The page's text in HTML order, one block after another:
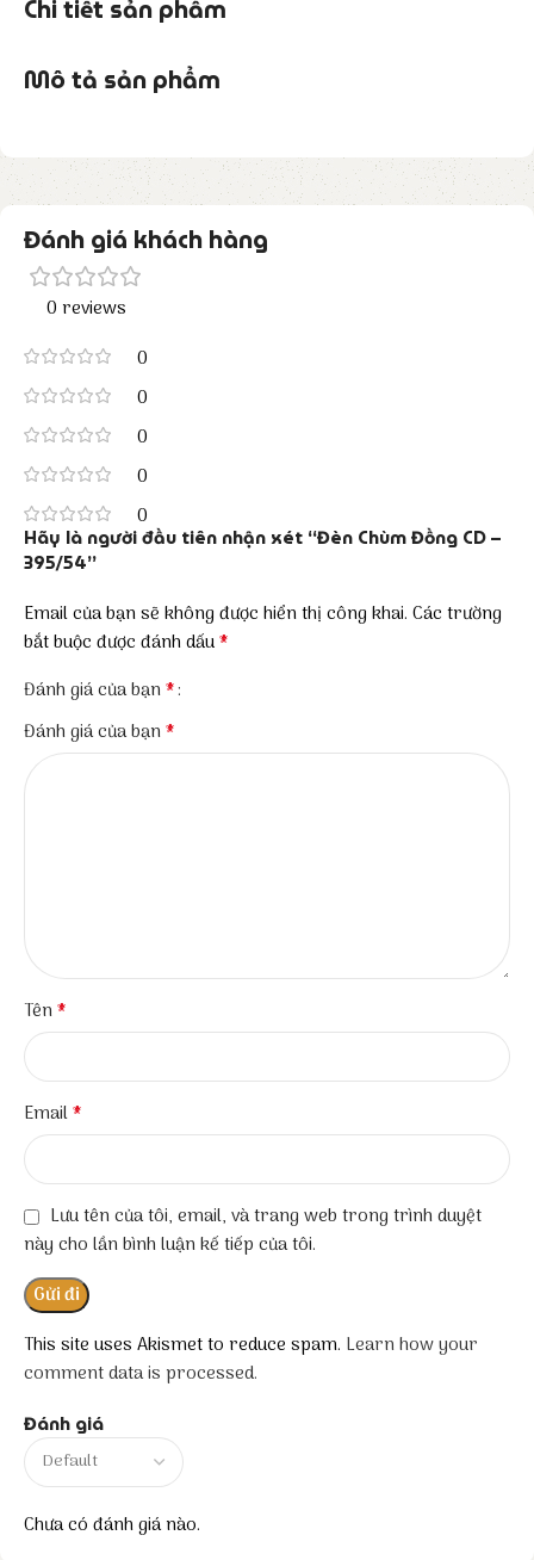
Chi tiết sản phẩm
Mô tả sản phẩm
Đánh giá khách hàng
0 reviews
0
0
0
0
0
Đánh giá
Chưa có đánh giá nào.
Hãy là người đầu tiên nhận xét “Đèn Chùm Đồng CD –
395/54”
Email của bạn sẽ không được hiển thị công khai. Các trường
bắt buộc được đánh dấu*
Đánh giá của bạn*
Đánh giá của bạn*
Tên*
Email*
Lưu tên của tôi, email, và trang web trong trình duyệt
này cho lần bình luận kế tiếp của tôi.
This site uses Akismet to reduce spam. Learn how your
comment data is processed.